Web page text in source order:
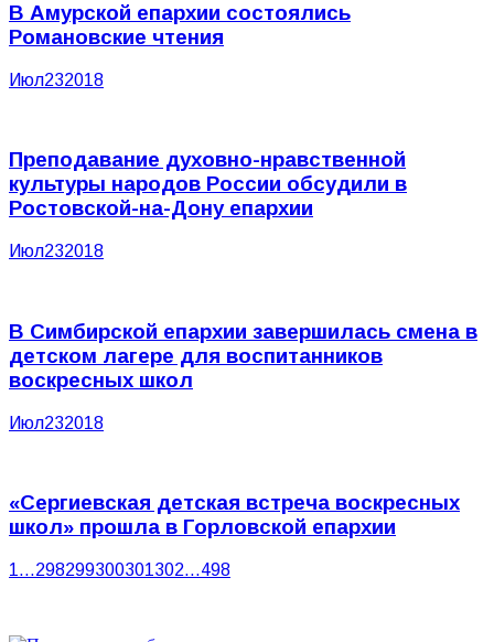
В Амурской епархии состоялись
Романовские чтения
Июл232018
Преподавание духовно-нравственной
культуры народов России обсудили в
Ростовской-на-Дону епархии
Июл232018
В Симбирской епархии завершилась смена в
детском лагере для воспитанников
воскресных школ
Июл232018
«Сергиевская детская встреча воскресных
школ» прошла в Горловской епархии
1…298299300301302…498